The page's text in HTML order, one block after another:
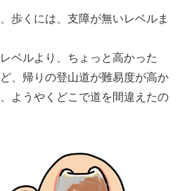
歩くには、支障が無いレベルま
ベルより、ちょっと高かった
、帰りの登山道が難易度が高か
ようやくどこで道を間違えたの